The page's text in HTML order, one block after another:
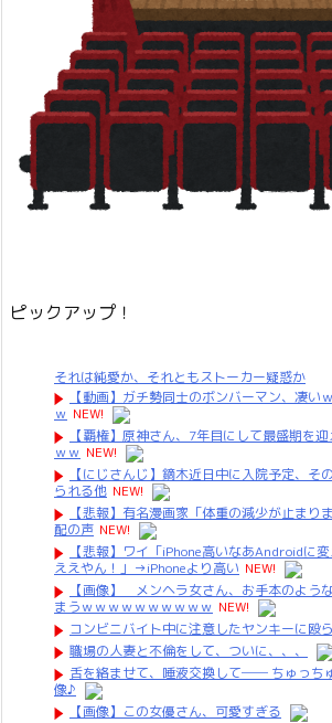
ピックアップ！
それは純愛か、それともストーカー疑惑か
【動画】ガチ勢同士のボンバーマン、凄い
ｗ NEW!
【覇権】原神さん、7年目にして最盛期を
ｗｗ NEW!
【にじさんじ】鏑木近日中に入院予定、そ
られる他 NEW!
【悲報】有名漫画家「体重の減少が止ま
配の声 NEW!
【悲報】ワイ「iPhone高いなあAndroidに
ええやん！」→iPhoneより高い NEW!
【画像】 メンヘラ女さん、お手本のよう
まうｗｗｗｗｗｗｗｗｗｗ NEW!
コンビニバイト中に注意したヤンキーに殴
職場の人妻と不倫をして、ついに、、、
舌を絡ませて、唾液交換して── ちゅっち
像♪
【画像】この女優さん、可愛すぎる